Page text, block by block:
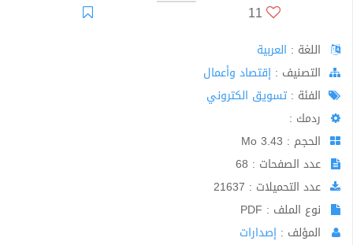
11
اللغة : العربية
اﻟﺘﺼﻨﻴﻒ : إقتصاد وأعمال
الفئة : تسويق الكتروني
ردمك :
الحجم : 3.43 Mo
عدد الصفحات : 68
عدد التحميلات : 21637
نوع الملف : PDF
المؤلف : إصدارات